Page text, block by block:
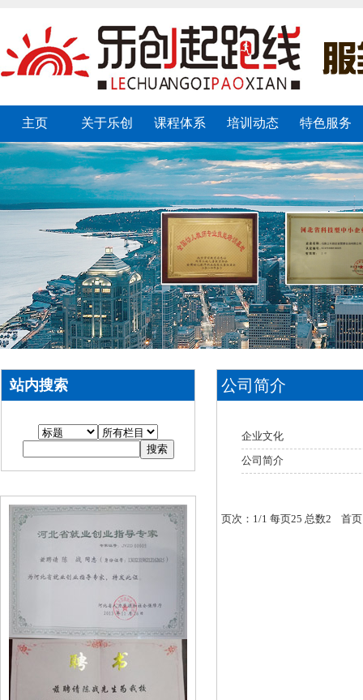
主页 关于乐创 课程体系 培训动态 特色服务
站内搜索 公司简介
企业文化
公司简介
页次：1/1 每页25 总数2 首